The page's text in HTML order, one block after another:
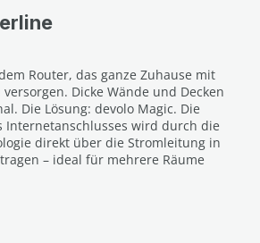
Router, das ganze Zuhause mit
Dicke Wände und Decken
Die Lösung: devolo Magic. Die
Internetanschlusses wird durch die
direkt über die Stromleitung in
– ideal für mehrere Räume